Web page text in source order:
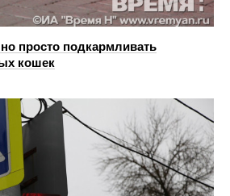
просто подкармливать
кошек